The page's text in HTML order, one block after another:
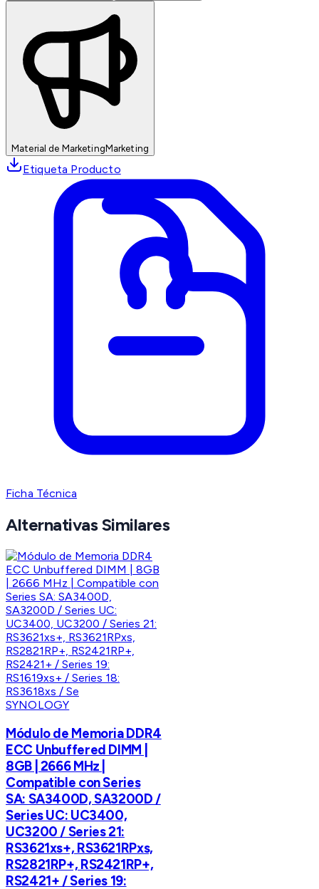
Material de MarketingMarketing
Etiqueta Producto
Ficha Técnica
Alternativas Similares
SYNOLOGY
Módulo de Memoria DDR4
ECC Unbuffered DIMM |
8GB | 2666 MHz |
Compatible con Series
SA: SA3400D, SA3200D /
Series UC: UC3400,
UC3200 / Series 21:
RS3621xs+, RS3621RPxs,
RS2821RP+, RS2421RP+,
RS2421+ / Series 19: